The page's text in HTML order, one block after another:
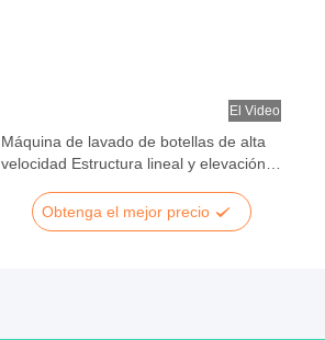
El Video
Máquina de lavado de botellas de alta
velocidad Estructura lineal y elevación
Obtenga el mejor precio